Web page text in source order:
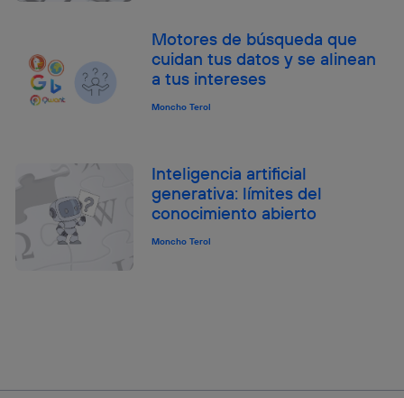
Motores de búsqueda que
cuidan tus datos y se alinean
a tus intereses
Moncho Terol
Inteligencia artificial
generativa: límites del
conocimiento abierto
Moncho Terol